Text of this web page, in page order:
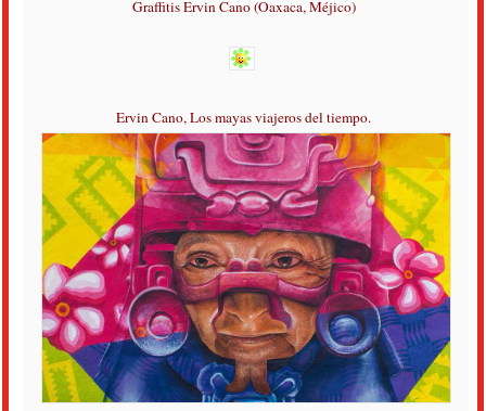
Graffitis Ervin Cano (Oaxaca, Méjico)
Ervin Cano, Los mayas viajeros del tiempo.